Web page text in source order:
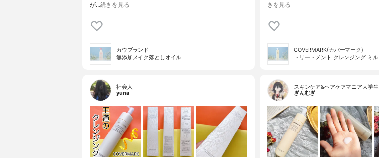
が…続きを見る
カウブランド
無添加メイク落としオイル
きを見る
COVERMARK(カバーマーク)
トリートメント クレンジング ミル
社会人
yuna
スキンケア&ヘアケアマニア大学生
ぎんむぎ